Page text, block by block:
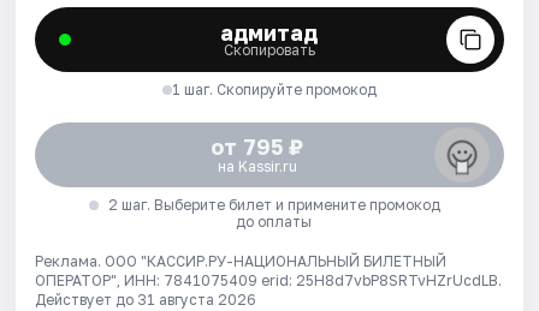
адмитад
Скопировать
1 шаг. Скопируйте промокод
от 795 ₽
на Kassir.ru
2 шаг. Выберите билет и примените промокод
до оплаты
Реклама. ООО "КАССИР.РУ-НАЦИОНАЛЬНЫЙ БИЛЕТНЫЙ
ОПЕРАТОР", ИНН: 7841075409 erid: 25H8d7vbP8SRTvHZrUcdLB.
Действует до 31 августа 2026